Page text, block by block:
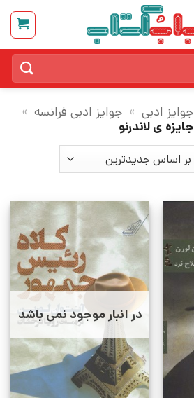
جوایز ادبی » جوایز ادبی فرانسه »
جایزه ی لاندرنو
در انبار موجود نمی باشد